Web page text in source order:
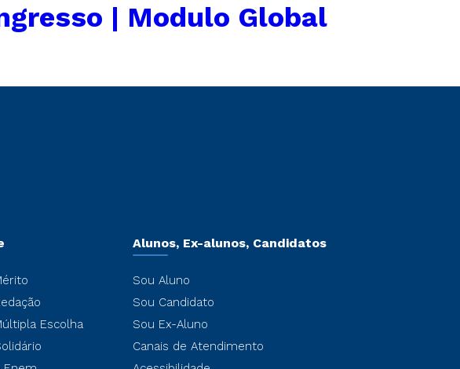
| Modulo Global
Escolha
Alunos, Ex-alunos, Candidatos
Sou Aluno
Sou Candidato
Sou Ex-Aluno
Canais de Atendimento